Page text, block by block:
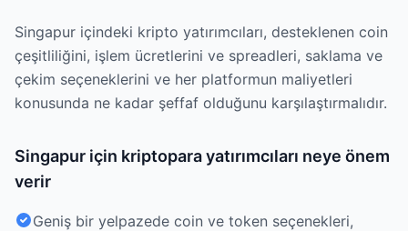
Singapur içindeki kripto yatırımcıları, desteklenen coin
çeşitliliğini, işlem ücretlerini ve spreadleri, saklama ve
çekim seçeneklerini ve her platformun maliyetleri
konusunda ne kadar şeffaf olduğunu karşılaştırmalıdır.
Singapur için kriptopara yatırımcıları neye önem
verir
Geniş bir yelpazede coin ve token seçenekleri,